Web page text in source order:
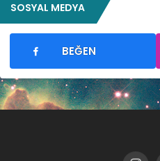
SOSYAL MEDYA
BEĞEN